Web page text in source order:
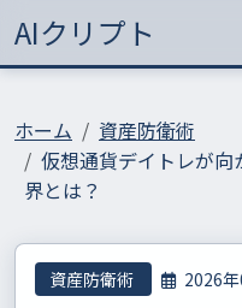
AIクリプト
ホーム
資産防衛術
仮想通貨デイトレが
界とは？
資産防衛術 2026